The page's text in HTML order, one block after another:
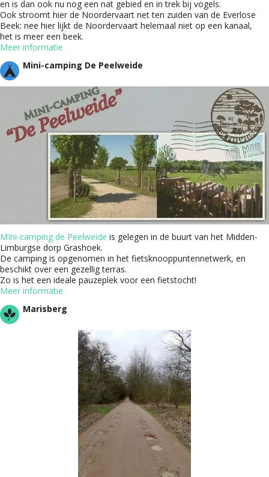
en is dan ook nu nog een nat gebied en in trek bij vogels.
Ook stroomt hier de Noordervaart net ten zuiden van de Everlose
Beek: nee hier lijkt de Noordervaart helemaal niet op een kanaal,
het is meer een beek.
Meer informatie
Mini-camping De Peelweide
MIni-camping de Peelweide is gelegen in de buurt van het Midden-
Limburgse dorp Grashoek.
De camping is opgenomen in het fietsknooppuntennetwerk, en
beschikt over een gezellig terras.
Zo is het een ideale pauzeplek voor een fietstocht!
Meer informatie
Marisberg